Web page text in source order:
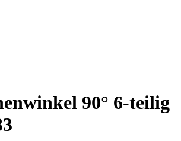
90° 6-teilig